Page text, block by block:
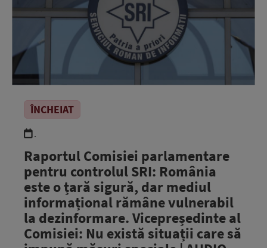
ÎNCHEIAT
.
Raportul Comisiei parlamentare
pentru controlul SRI: România
este o țară sigură, dar mediul
informațional rămâne vulnerabil
la dezinformare. Vicepreședinte al
Comisiei: Nu există situații care să